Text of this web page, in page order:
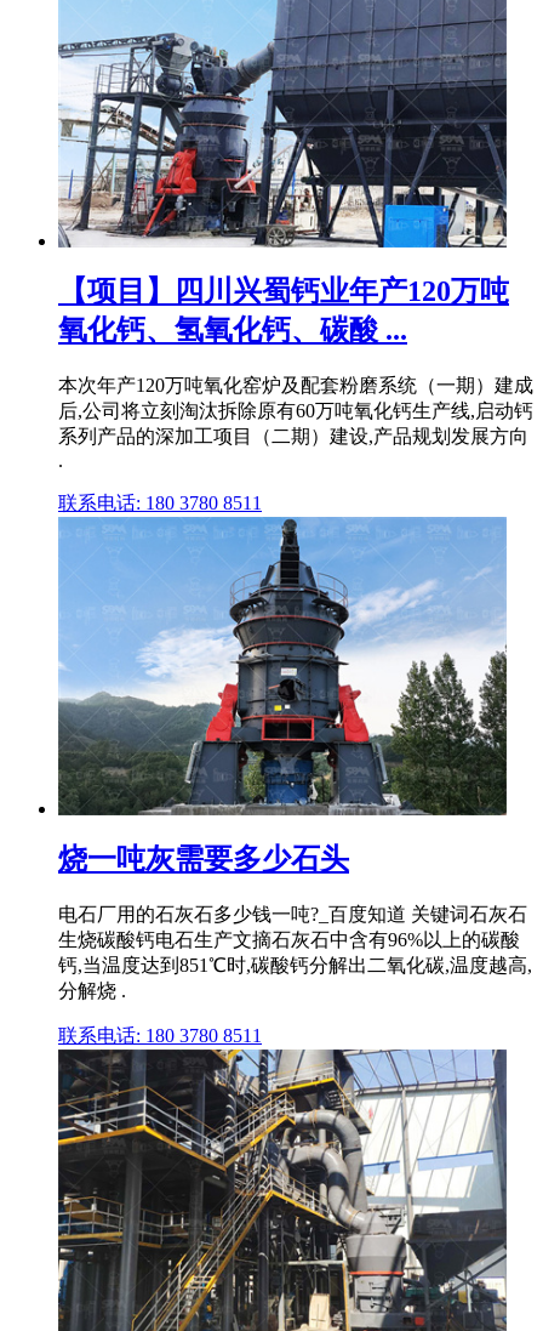
【项目】四川兴蜀钙业年产120万吨
氧化钙、氢氧化钙、碳酸 ...
本次年产120万吨氧化窑炉及配套粉磨系统（一期）建成
后,公司将立刻淘汰拆除原有60万吨氧化钙生产线,启动钙
系列产品的深加工项目（二期）建设,产品规划发展方向
.
联系电话: 180 3780 8511
烧一吨灰需要多少石头
电石厂用的石灰石多少钱一吨?_百度知道 关键词石灰石
生烧碳酸钙电石生产文摘石灰石中含有96%以上的碳酸
钙,当温度达到851℃时,碳酸钙分解出二氧化碳,温度越高,
分解烧 .
联系电话: 180 3780 8511